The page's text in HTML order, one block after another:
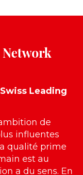
Leading
de
influentes
qualité prime
est au
a du sens. En